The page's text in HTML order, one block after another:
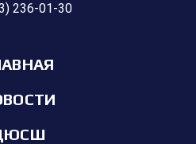
236-01-30